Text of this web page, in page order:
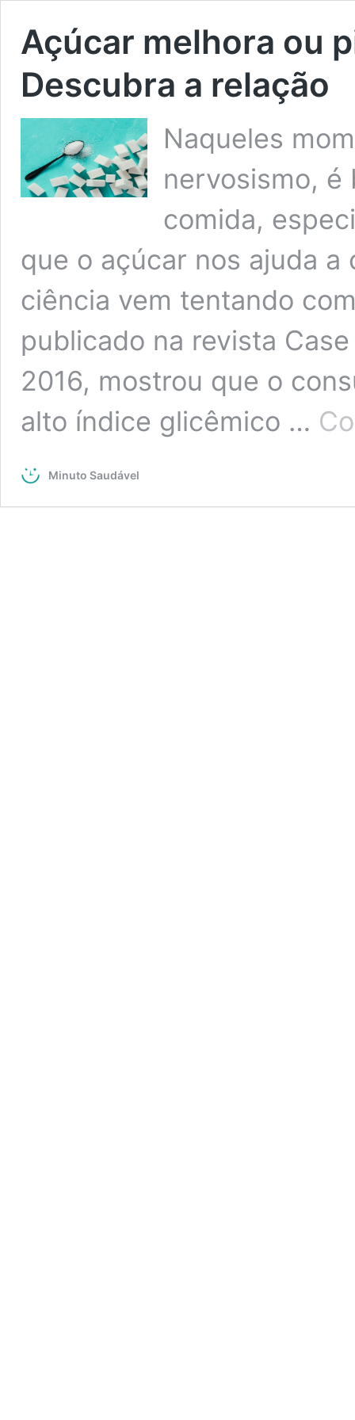
Açúcar melhora ou
Descubra a relação
Naqueles
nervosismo, é
comida,
que o açúcar nos ajuda a
ciência vem tentando
publicado na revista
2016, mostrou que o
alto índice glicêmico …
Minuto Saudável